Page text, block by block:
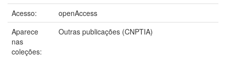
Acesso:
openAccess
Aparece
nas
coleções:
Outras publicações (CNPTIA)